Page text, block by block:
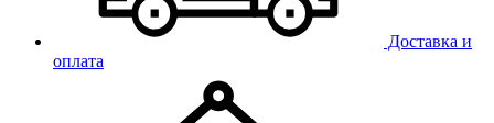
Доставка и
оплата